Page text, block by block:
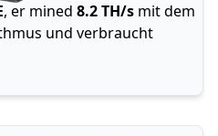
, er mined 8.2 TH/s mit dem
und verbraucht